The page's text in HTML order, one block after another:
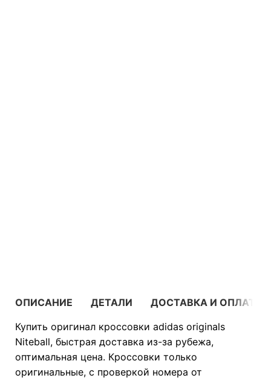
ОПИСАНИЕ ДЕТАЛИ
ДОСТАВКА И ОПЛАТА
Купить оригинал кроссовки adidas originals
Niteball, быстрая доставка из-за рубежа,
оптимальная цена. Кроссовки только
оригинальные, с проверкой номера от